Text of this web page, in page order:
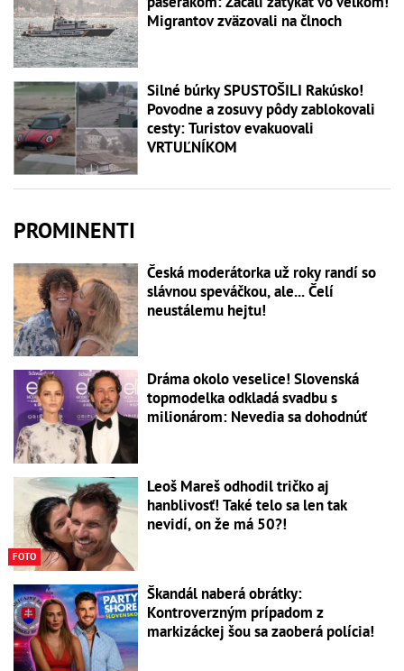
Migrantov zväzovali na člnoch
Silné búrky SPUSTOŠILI Rakúsko!
Povodne a zosuvy pôdy zablokovali
cesty: Turistov evakuovali
VRTUĽNÍKOM
PROMINENTI
Česká moderátorka už roky randí so
slávnou speváčkou, ale... Čelí
neustálemu hejtu!
Dráma okolo veselice! Slovenská
topmodelka odkladá svadbu s
milionárom: Nevedia sa dohodnúť
FOTO
Leoš Mareš odhodil tričko aj
hanblivosť! Také telo sa len tak
nevidí, on že má 50?!
Škandál naberá obrátky:
Kontroverzným prípadom z
markizáckej šou sa zaoberá polícia!